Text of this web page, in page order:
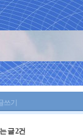
쓰기
글 2건